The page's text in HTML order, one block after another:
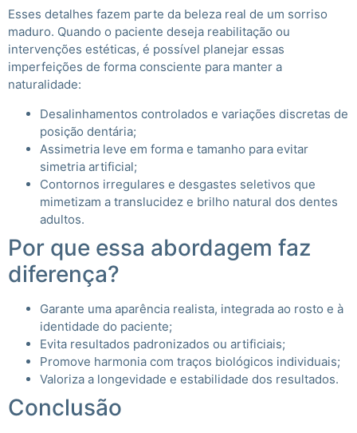
Esses detalhes fazem parte da beleza real de um sorriso
maduro. Quando o paciente deseja reabilitação ou
intervenções estéticas, é possível planejar essas
imperfeições de forma consciente para manter a
naturalidade:
Desalinhamentos controlados e variações discretas de
posição dentária;
Assimetria leve em forma e tamanho para evitar
simetria artificial;
Contornos irregulares e desgastes seletivos que
mimetizam a translucidez e brilho natural dos dentes
adultos.
Por que essa abordagem faz
diferença?
Garante uma aparência realista, integrada ao rosto e à
identidade do paciente;
Evita resultados padronizados ou artificiais;
Promove harmonia com traços biológicos individuais;
Valoriza a longevidade e estabilidade dos resultados.
Conclusão